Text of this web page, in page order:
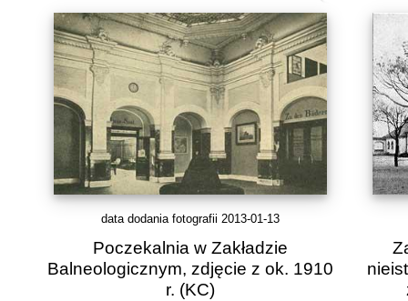
data dodania fotografii 2013-01-13
Poczekalnia w Zakładzie
Balneologicznym, zdjęcie z ok. 1910
r. (KC)